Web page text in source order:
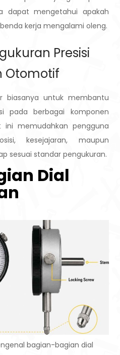
dapat mengetahui apakah
kerja mengalami oleng.
Presisi
Otomotif
biasanya untuk membantu
pada berbagai komponen
memudahkan pengguna
kesejajaran, maupun
sesuai standar pengukuran.
Dial
bagian-bagian dial